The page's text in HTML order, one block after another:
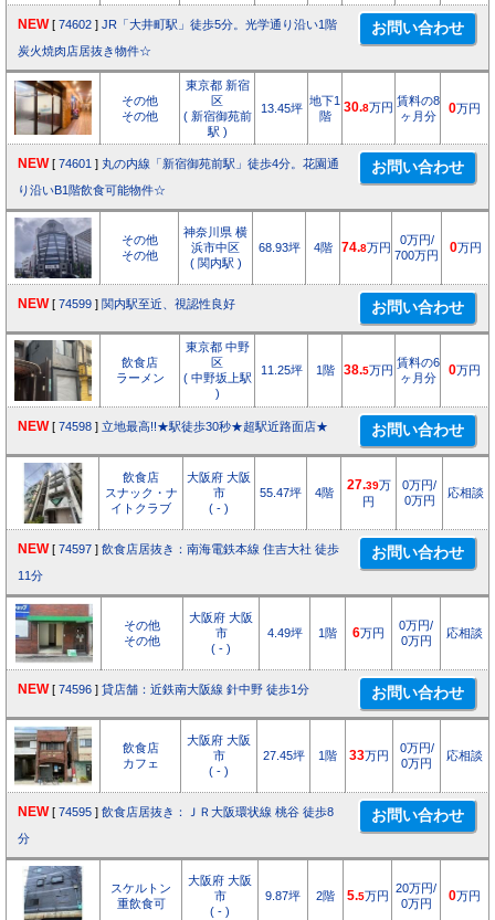
NEW [ 74602 ] JR「大井町駅」徒歩5分。光学通り沿い1階
炭火焼肉店居抜き物件☆
その他
その他
東京都 新宿
区
( 新宿御苑前
駅 )
13.45坪
地下1
階
30.8万円 賃料の8
ヶ月分
0万円
NEW [ 74601 ] 丸の内線「新宿御苑前駅」徒歩4分。花園通
り沿いB1階飲食可能物件☆
その他
その他
神奈川県 横
浜市中区
( 関内駅 )
68.93坪 4階 74.8万円
0万円/
700万円
0万円
NEW [ 74599 ] 関内駅至近、視認性良好
飲食店
ラーメン
東京都 中野
区
( 中野坂上駅
)
11.25坪 1階 38.5万円
賃料の6
ヶ月分
0万円
NEW [ 74598 ] 立地最高!!★駅徒歩30秒★超駅近路面店★
飲食店
スナック・ナ
イトクラブ
大阪府 大阪
市
( - )
55.47坪 4階
27.39万
円
0万円/
0万円
応相談
NEW [ 74597 ] 飲食店居抜き：南海電鉄本線 住吉大社 徒歩
11分
その他
その他
大阪府 大阪
市
( - )
4.49坪 1階 6万円
0万円/
0万円
応相談
NEW [ 74596 ] 貸店舗：近鉄南大阪線 針中野 徒歩1分
飲食店
カフェ
大阪府 大阪
市
( - )
27.45坪 1階 33万円
0万円/
0万円
応相談
NEW [ 74595 ] 飲食店居抜き：ＪＲ大阪環状線 桃谷 徒歩8
分
スケルトン
重飲食可
大阪府 大阪
市
( - )
9.87坪 2階 5.5万円
20万円/
0万円
0万円